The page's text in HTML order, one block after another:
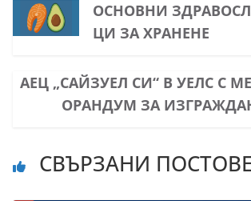
ОСНОВНИ
ЦИ ЗА ХРАНЕНЕ
АЕЦ „САЙЗУЕЛ СИ“ В УЕЛС С
ОРАНДУМ ЗА
СВЪРЗАНИ ПОСТОВЕ